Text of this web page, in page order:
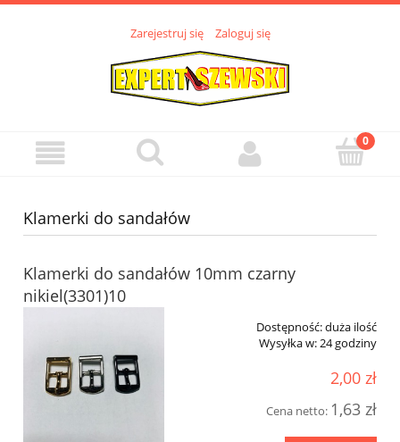
Zarejestruj się Zaloguj się
Klamerki do sandałów
Klamerki do sandałów 10mm czarny
nikiel(3301)10
Dostępność:duża ilość
Wysyłka w:24 godziny
2,00 zł
Cena netto: 1,63 zł